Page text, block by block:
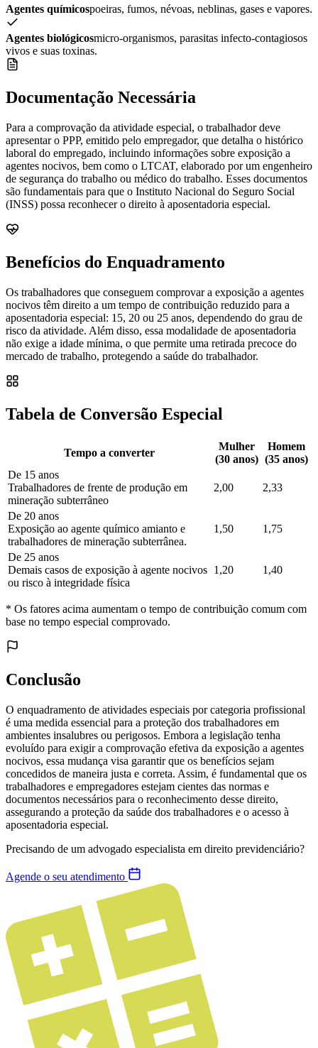
Agentes químicospoeiras, fumos, névoas, neblinas, gases e vapores.
Agentes biológicosmicro-organismos, parasitas infecto-contagiosos
vivos e suas toxinas.
Documentação Necessária
Para a comprovação da atividade especial, o trabalhador deve
apresentar o PPP, emitido pelo empregador, que detalha o histórico
laboral do empregado, incluindo informações sobre exposição a
agentes nocivos, bem como o LTCAT, elaborado por um engenheiro
de segurança do trabalho ou médico do trabalho. Esses documentos
são fundamentais para que o Instituto Nacional do Seguro Social
(INSS) possa reconhecer o direito à aposentadoria especial.
Benefícios do Enquadramento
Os trabalhadores que conseguem comprovar a exposição a agentes
nocivos têm direito a um tempo de contribuição reduzido para a
aposentadoria especial: 15, 20 ou 25 anos, dependendo do grau de
risco da atividade. Além disso, essa modalidade de aposentadoria
não exige a idade mínima, o que permite uma retirada precoce do
mercado de trabalho, protegendo a saúde do trabalhador.
Tabela de Conversão Especial
Tempo a converter
Mulher
(30 anos)
Homem
(35 anos)
De 15 anos
Trabalhadores de frente de produção em
mineração subterrâneo
2,00 2,33
De 20 anos
Exposição ao agente químico amianto e
trabalhadores de mineração subterrânea.
1,50 1,75
De 25 anos
Demais casos de exposição à agente nocivos
ou risco à integridade física
1,20 1,40
* Os fatores acima aumentam o tempo de contribuição comum com
base no tempo especial comprovado.
Conclusão
O enquadramento de atividades especiais por categoria profissional
é uma medida essencial para a proteção dos trabalhadores em
ambientes insalubres ou perigosos. Embora a legislação tenha
evoluído para exigir a comprovação efetiva da exposição a agentes
nocivos, essa mudança visa garantir que os benefícios sejam
concedidos de maneira justa e correta. Assim, é fundamental que os
trabalhadores e empregadores estejam cientes das normas e
documentos necessários para o reconhecimento desse direito,
assegurando a proteção da saúde dos trabalhadores e o acesso à
aposentadoria especial.
Precisando de um advogado especialista em direito previdenciário?
Agende o seu atendimento